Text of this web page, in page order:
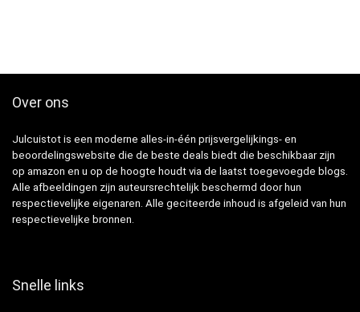
Over ons
Julcuistot is een moderne alles-in-één prijsvergelijkings- en
beoordelingswebsite die de beste deals biedt die beschikbaar zijn
op amazon en u op de hoogte houdt via de laatst toegevoegde blogs.
Alle afbeeldingen zijn auteursrechtelijk beschermd door hun
respectievelijke eigenaren. Alle geciteerde inhoud is afgeleid van hun
respectievelijke bronnen.
Snelle links